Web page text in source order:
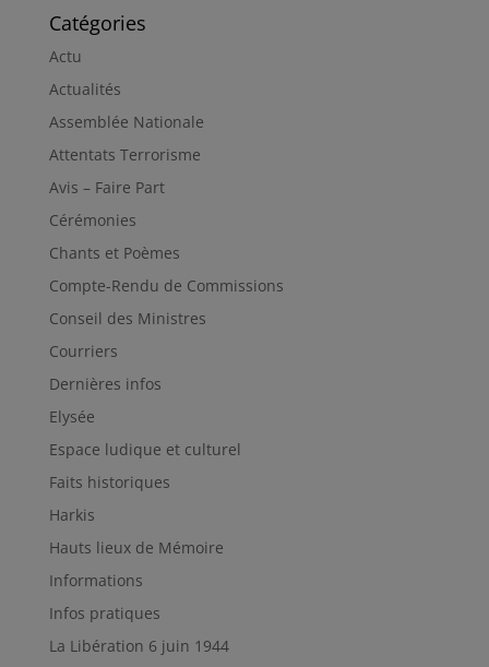
Catégories
Actu
Actualités
Assemblée Nationale
Attentats Terrorisme
Avis – Faire Part
Cérémonies
Chants et Poèmes
Compte-Rendu de Commissions
Conseil des Ministres
Courriers
Dernières infos
Elysée
Espace ludique et culturel
Faits historiques
Harkis
Hauts lieux de Mémoire
Informations
Infos pratiques
La Libération 6 juin 1944